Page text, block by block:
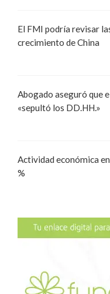
El FMI podría revisar
crecimiento de China
Abogado aseguró que
«sepultó los DD.HH.»
Actividad económica
%